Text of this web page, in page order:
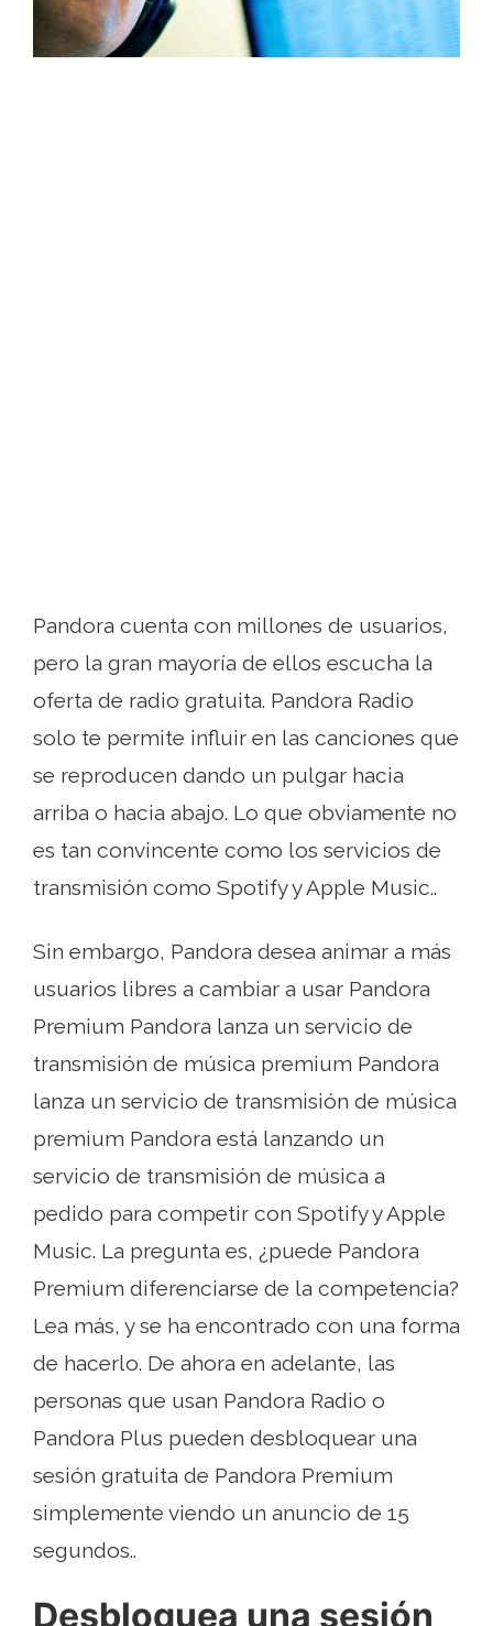
Pandora cuenta con millones de usuarios,
pero la gran mayoría de ellos escucha la
oferta de radio gratuita. Pandora Radio
solo te permite influir en las canciones que
se reproducen dando un pulgar hacia
arriba o hacia abajo. Lo que obviamente no
es tan convincente como los servicios de
transmisión como Spotify y Apple Music..
Sin embargo, Pandora desea animar a más
usuarios libres a cambiar a usar Pandora
Premium Pandora lanza un servicio de
transmisión de música premium Pandora
lanza un servicio de transmisión de música
premium Pandora está lanzando un
servicio de transmisión de música a
pedido para competir con Spotify y Apple
Music. La pregunta es, ¿puede Pandora
Premium diferenciarse de la competencia?
Lea más, y se ha encontrado con una forma
de hacerlo. De ahora en adelante, las
personas que usan Pandora Radio o
Pandora Plus pueden desbloquear una
sesión gratuita de Pandora Premium
simplemente viendo un anuncio de 15
segundos..
Desbloquea una sesión